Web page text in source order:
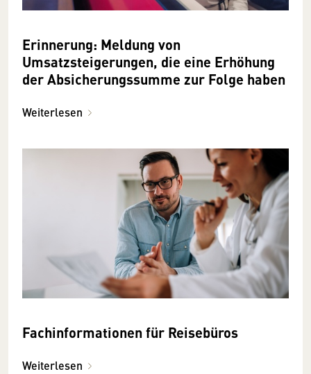
Erinnerung: Meldung von
Umsatzsteigerungen, die eine Erhöhung
der Absicherungssumme zur Folge haben
Weiterlesen
Fachinformationen für Reisebüros
Weiterlesen